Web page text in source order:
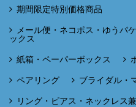
期間限定特別価格商品
メール便・ネコポス・ゆうパ
ックス
紙箱・ペーパーボックス
ペアリング ブライダル・
リング・ピアス・ネックレス